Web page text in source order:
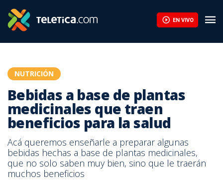
EN VIVO
NUTRICIÓN
Bebidas a base de plantas
medicinales que traen
beneficios para la salud
Acá queremos enseñarle a preparar algunas
bebidas hechas a base de plantas medicinales,
que no solo saben muy bien, sino que le traerán
muchos beneficios